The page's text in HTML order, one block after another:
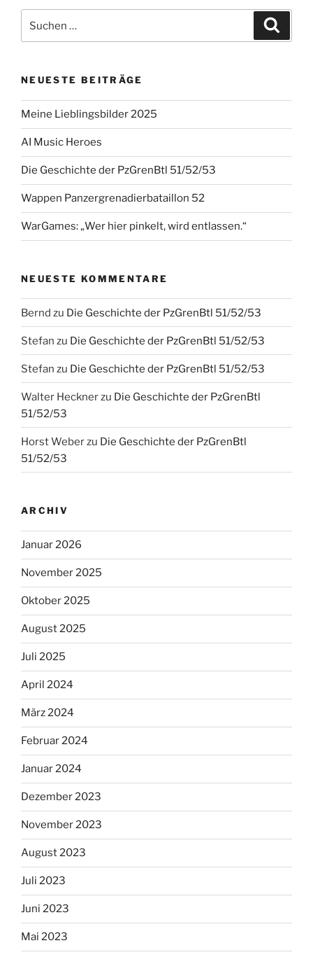
nach:
NEUESTE BEITRÄGE
Meine Lieblingsbilder 2025
AI Music Heroes
Die Geschichte der PzGrenBtl 51/52/53
Wappen Panzergrenadierbataillon 52
WarGames: „Wer hier pinkelt, wird entlassen.“
NEUESTE KOMMENTARE
Bernd zu Die Geschichte der PzGrenBtl 51/52/53
Stefan zu Die Geschichte der PzGrenBtl 51/52/53
Stefan zu Die Geschichte der PzGrenBtl 51/52/53
Walter Hecknerzu Die Geschichte der PzGrenBtl
51/52/53
Horst Weberzu Die Geschichte der PzGrenBtl
51/52/53
ARCHIV
Januar 2026
November 2025
Oktober 2025
August 2025
Juli 2025
April 2024
März 2024
Februar 2024
Januar 2024
Dezember 2023
November 2023
August 2023
Juli 2023
Juni 2023
Mai 2023